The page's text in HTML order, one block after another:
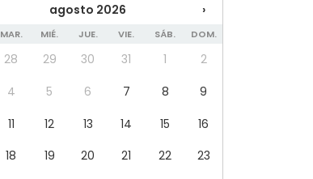
agosto 2026 ›
MAR. MIÉ. JUE. VIE. SÁB. DOM.
28 29 30 31 1
2
4 5 6 7 8
9
11 12 13 14 15
16
18 19 20 21 22
23